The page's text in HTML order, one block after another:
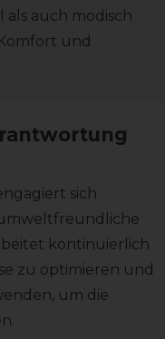
auch modisch
und
sich
kontinuierlich
zu optimieren und
um die